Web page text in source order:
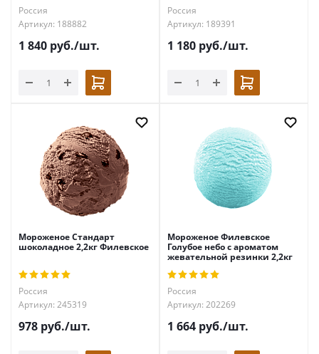
Россия
Артикул: 188882
1 840 руб./шт.
Россия
Артикул: 189391
1 180 руб./шт.
Мороженое Стандарт
шоколадное 2,2кг Филевское
Россия
Артикул: 245319
978 руб./шт.
Мороженое Филевское
Голубое небо с ароматом
жевательной резинки 2,2кг
Россия
Артикул: 202269
1 664 руб./шт.